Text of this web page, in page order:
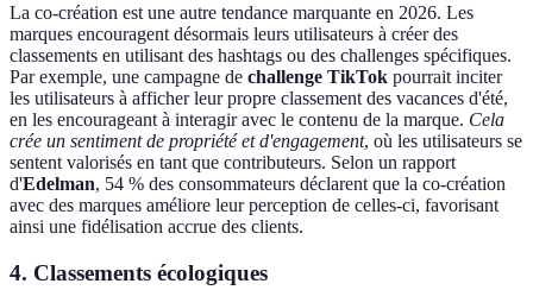
La co-création est une autre tendance marquante en 2026. Les
marques encouragent désormais leurs utilisateurs à créer des
classements en utilisant des hashtags ou des challenges spécifiques.
Par exemple, une campagne de challenge TikTok pourrait inciter
les utilisateurs à afficher leur propre classement des vacances d'été,
en les encourageant à interagir avec le contenu de la marque. Cela
crée un sentiment de propriété et d'engagement, où les utilisateurs se
sentent valorisés en tant que contributeurs. Selon un rapport
d'Edelman, 54 % des consommateurs déclarent que la co-création
avec des marques améliore leur perception de celles-ci, favorisant
ainsi une fidélisation accrue des clients.
4. Classements écologiques